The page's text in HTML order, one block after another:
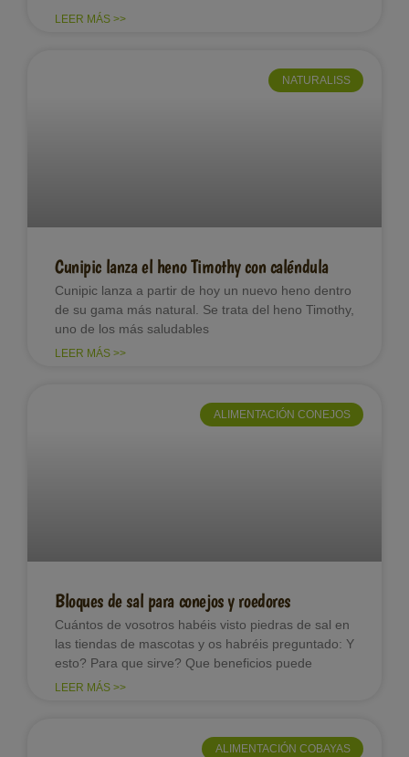
LEER MÁS >>
NATURALISS
Cunipic lanza el heno Timothy con caléndula
Cunipic lanza a partir de hoy un nuevo heno dentro
de su gama más natural. Se trata del heno Timothy,
uno de los más saludables
LEER MÁS >>
ALIMENTACIÓN CONEJOS
Bloques de sal para conejos y roedores
Cuántos de vosotros habéis visto piedras de sal en
las tiendas de mascotas y os habréis preguntado: Y
esto? Para que sirve? Que beneficios puede
LEER MÁS >>
ALIMENTACIÓN COBAYAS